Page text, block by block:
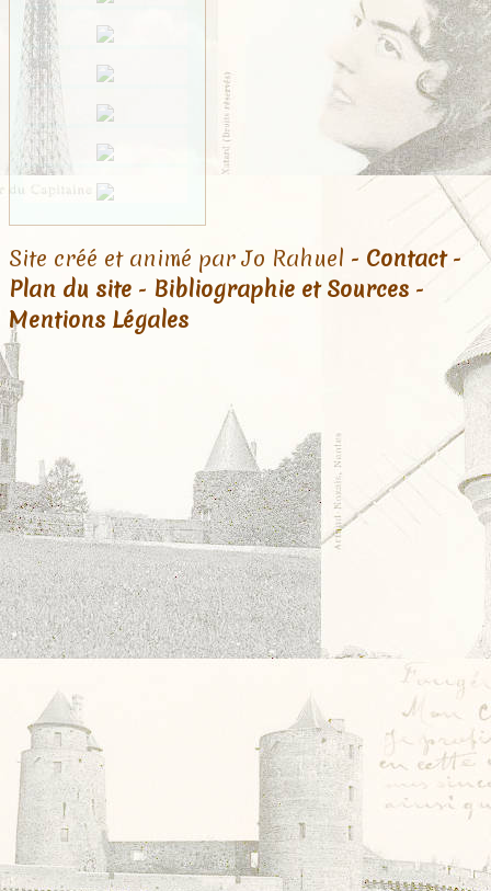
Site créé et animé par Jo Rahuel - Contact-
Plan du site - Bibliographie et Sources -
Mentions Légales